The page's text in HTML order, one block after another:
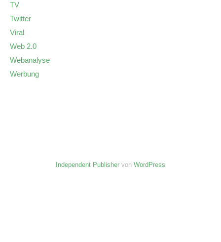
TV
Twitter
Viral
Web 2.0
Webanalyse
Werbung
Independent Publisher von WordPress